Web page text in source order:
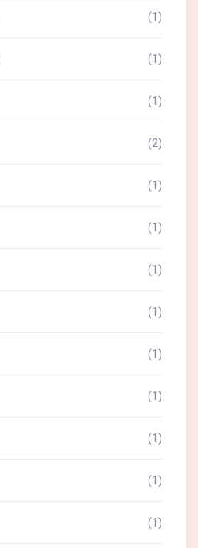
(1)
(1)
(1)
(2)
(1)
(1)
(1)
(1)
(1)
(1)
(1)
(1)
(1)